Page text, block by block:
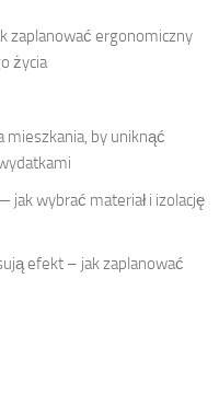
zaplanować ergonomiczny
życia
mieszkania, by uniknąć
jak wybrać materiał i izolację
efekt – jak zaplanować